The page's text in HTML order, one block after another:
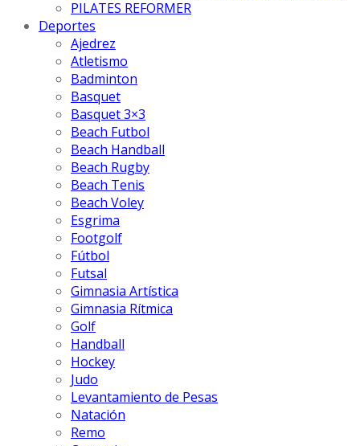
PILATES REFORMER
Deportes
Ajedrez
Atletismo
Badminton
Basquet
Basquet 3×3
Beach Futbol
Beach Handball
Beach Rugby
Beach Tenis
Beach Voley
Esgrima
Footgolf
Fútbol
Futsal
Gimnasia Artística
Gimnasia Rítmica
Golf
Handball
Hockey
Judo
Levantamiento de Pesas
Natación
Remo